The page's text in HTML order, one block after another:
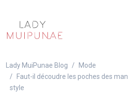
Lady MuiPunae Blog
Mode
Faut-il découdre les poches des
style